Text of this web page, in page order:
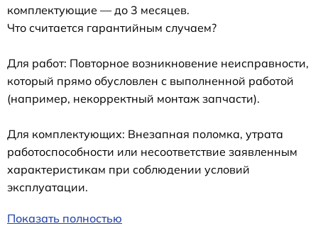
комплектующие — до 3 месяцев.
Что считается гарантийным случаем?
Для работ: Повторное возникновение неисправности,
который прямо обусловлен с выполненной работой
(например, некорректный монтаж запчасти).
Для комплектующих: Внезапная поломка, утрата
работоспособности или несоответствие заявленным
характеристикам при соблюдении условий
эксплуатации.
Показать полностью